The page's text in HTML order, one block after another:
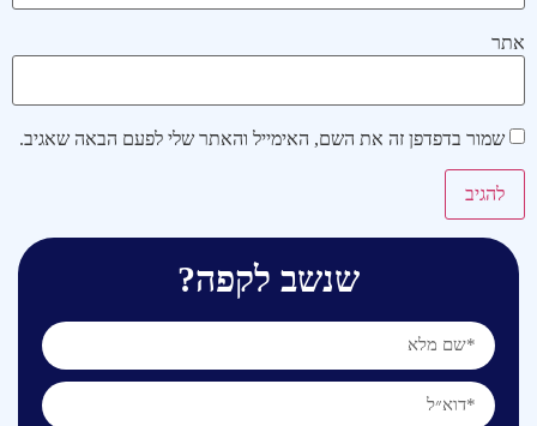
אתר
שמור בדפדפן זה את השם, האימייל והאתר שלי לפעם הבאה שאגיב.
שנשב לקפה?